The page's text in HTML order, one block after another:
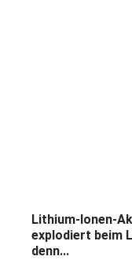
Lithium-Ionen-
explodiert beim
denn...